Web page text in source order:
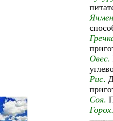
Овес.
Рис.
Соя.
Горох.